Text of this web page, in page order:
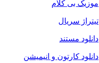
موزیک بی کلام
تیتراژ سریال
دانلود مستند
دانلود کارتون و انیمیشن